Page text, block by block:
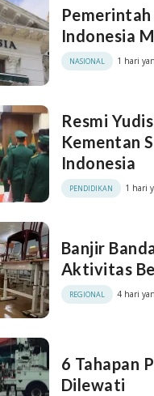
Pemerintah
Indonesia
NASIONAL 1 hari
Resmi
Kementan
Indonesia
PENDIDIKAN 1 hari
Banjir
Aktivitas
REGIONAL 4 hari
6 Tahapan
Dilewati